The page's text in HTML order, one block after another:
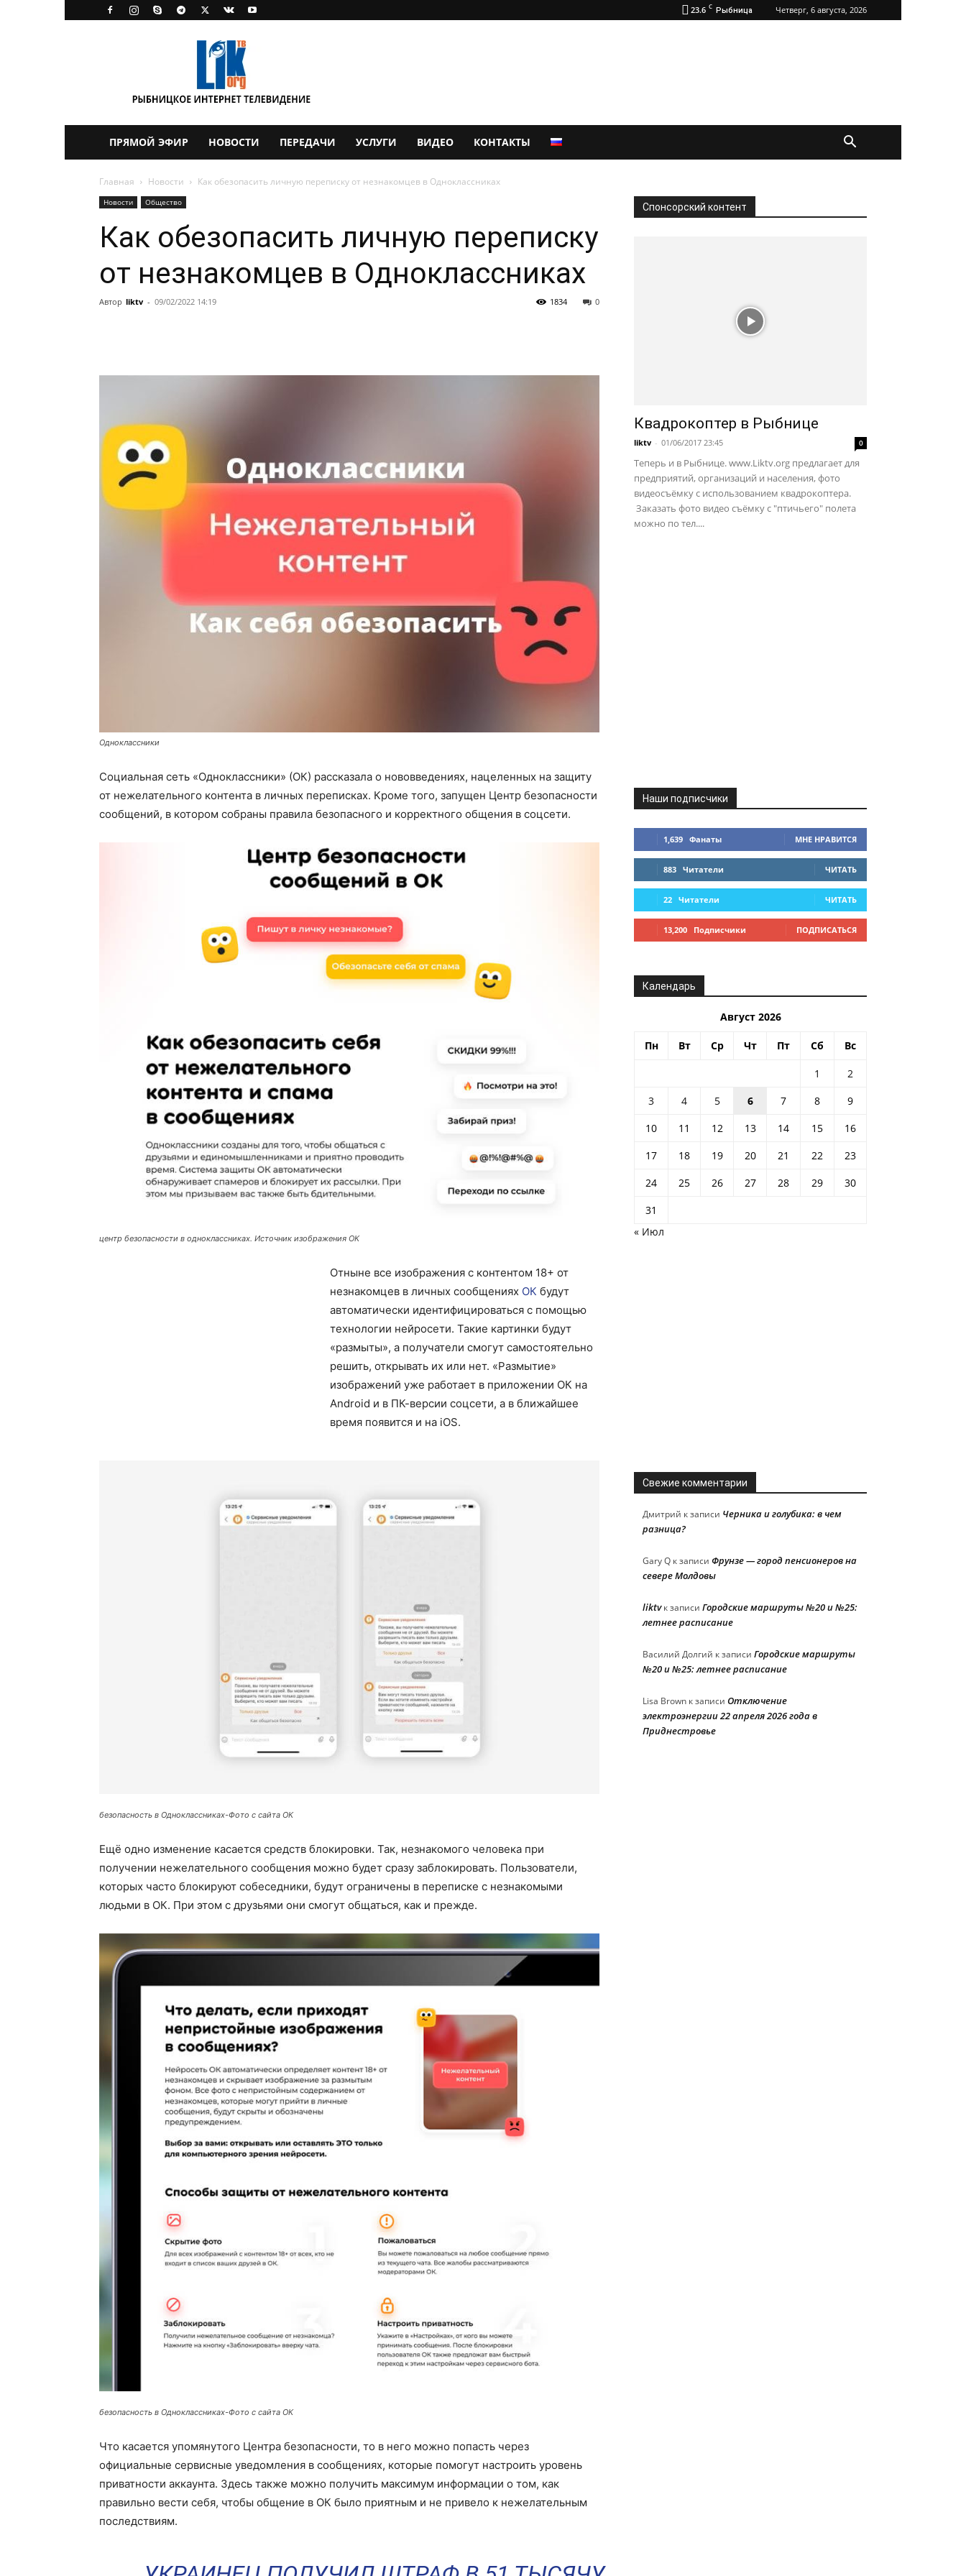
23.6 C Рыбница Четверг, 6 августа, 2026
ПРЯМОЙ ЭФИР НОВОСТИ ПЕРЕДАЧИ УСЛУГИ ВИДЕО КОНТАКТЫ
Главная Новости Как обезопасить личную переписку от незнакомцев в Одноклассниках
Новости Общество
Как обезопасить личную переписку
от незнакомцев в Одноклассниках
Автор liktv - 09/02/2022 14:19 0
1834
Одноклассники
Социальная сеть «Одноклассники» (ОК) рассказала о нововведениях, нацеленных на защиту
от нежелательного контента в личных переписках. Кроме того, запущен Центр безопасности
сообщений, в котором собраны правила безопасного и корректного общения в соцсети.
центр безопасности в одноклассниках. Источник изображения ОК
Отныне все изображения с контентом 18+ от
незнакомцев в личных сообщениях ОК будут
автоматически идентифицироваться с помощью
технологии нейросети. Такие картинки будут
«размыты», а получатели смогут самостоятельно
решить, открывать их или нет. «Размытие»
изображений уже работает в приложении ОК на
Android и в ПК-версии соцсети, а в ближайшее
время появится и на iOS.
безопасность в Одноклассниках-Фото с сайта ОК
Ещё одно изменение касается средств блокировки. Так, незнакомого человека при
получении нежелательного сообщения можно будет сразу заблокировать. Пользователи,
которых часто блокируют собеседники, будут ограничены в переписке с незнакомыми
людьми в ОК. При этом с друзьями они смогут общаться, как и прежде.
безопасность в Одноклассниках-Фото с сайта ОК
Что касается упомянутого Центра безопасности, то в него можно попасть через
официальные сервисные уведомления в сообщениях, которые помогут настроить уровень
приватности аккаунта. Здесь также можно получить максимум информации о том, как
правильно вести себя, чтобы общение в ОК было приятным и не привело к нежелательным
последствиям.
Спонсорский контент
Квадрокоптер в Рыбнице
liktv - 01/06/2017 23:45 0
Теперь и в Рыбнице. www.Liktv.org предлагает для
предприятий, организаций и населения, фото
видеосъёмку с использованием квадрокоптера.
Заказать фото видео съёмку с "птичьего" полета
можно по тел....
Наши подписчики
1,639 Фанаты МНЕ НРАВИТСЯ
883 Читатели ЧИТАТЬ
22 Читатели ЧИТАТЬ
13,200 Подписчики ПОДПИСАТЬСЯ
Календарь
Август 2026
Пн Вт Ср Чт Пт Сб Вс
1
2
3
4 5 6 7 8
9
10
11 12 13 14 15
16
17
18 19 20 21 22
23
24
25 26 27 28 29
30
31
« Июл
Свежие комментарии
Дмитрий к записи Черника и голубика: в чем
разница?
Gary Q к записи Фрунзе — город пенсионеров на
севере Молдовы
liktvк записи Городские маршруты №20 и №25:
летнее расписание
Василий Долгий к записи Городские маршруты
№20 и №25: летнее расписание
Lisa Brown к записи Отключение
электроэнергии 22 апреля 2026 года в
Приднестровье